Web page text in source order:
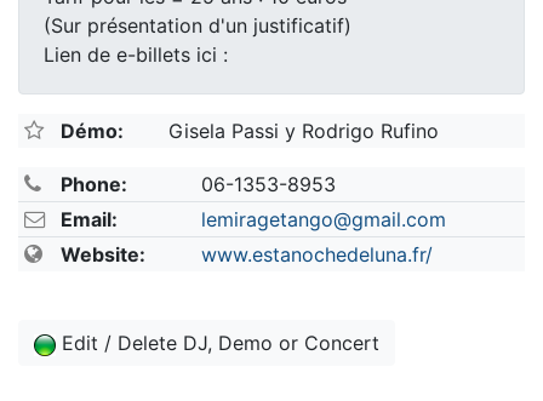
(Sur présentation d'un justificatif)
Lien de e-billets ici :
Démo: Gisela Passi y Rodrigo Rufino
Phone:
06-1353-8953
Email:
lemiragetango@gmail.com
Website:
www.estanochedeluna.fr/
Edit / Delete DJ, Demo or Concert